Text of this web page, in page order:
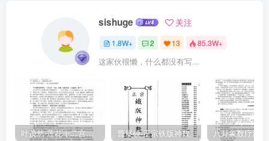
思者，或不在此，作春秋，明王道，内中夏，外戎狄，疑号者正其辜
而终徕之，外会者斥其贱而等摈之。夫周之衰，非有匈奴、吐蕃、契
丹、鞑靼以为之外逼也，陆浑、吾离、允姓、侨如之族种不能配中国
之一名都也，燕之北鄙，秦之西睡，未尝晨夕於奔命也。葵邱束牲而
小白求三脊之茅，城濮馆毂而重耳干隧道之请，周之玉步将上逼之为
兢兢，而圣人终不以彼忧易此恤者，则其故何也？文武之兴，昕履牧
率，夕步天祚，滥唐沿虞，服夏裼商，承建列侯，各君分长，山河塞
sishuge 关注
1.8W+ 2 13 85.3W+
这家伙很懒，什么都没有写...
叶茂然-莲花十二宫佛家奇门面授及答疑 曹展硕-正宗铁版神数